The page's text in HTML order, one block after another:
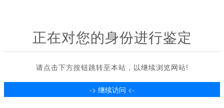
正在对您的身份进行鉴定
请点击下方按钮跳转至本站，以继续浏览网站!